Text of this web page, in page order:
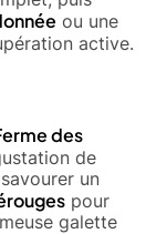
ou une
active.
des
de
un
pour
galette